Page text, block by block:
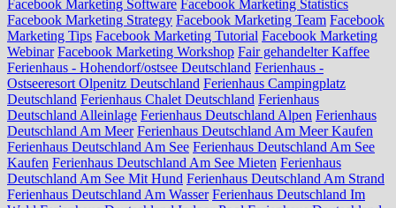
Facebook Marketing Software Facebook Marketing Statistics
Facebook Marketing Strategy Facebook Marketing Team Facebook
Marketing Tips Facebook Marketing Tutorial Facebook Marketing
Webinar Facebook Marketing Workshop Fair gehandelter Kaffee
Ferienhaus - Hohendorf/ostsee Deutschland Ferienhaus -
Ostseeresort Olpenitz Deutschland Ferienhaus Campingplatz
Deutschland Ferienhaus Chalet Deutschland Ferienhaus
Deutschland Alleinlage Ferienhaus Deutschland Alpen Ferienhaus
Deutschland Am Meer Ferienhaus Deutschland Am Meer Kaufen
Ferienhaus Deutschland Am See Ferienhaus Deutschland Am See
Kaufen Ferienhaus Deutschland Am See Mieten Ferienhaus
Deutschland Am See Mit Hund Ferienhaus Deutschland Am Strand
Ferienhaus Deutschland Am Wasser Ferienhaus Deutschland Im